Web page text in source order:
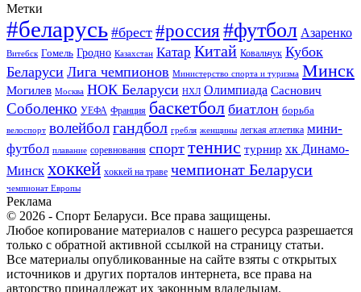
Метки
#беларусь #брест #россия#футбол Азаренко
Витебск Гомель Гродно Казахстан Катар Китай Ковальчук Кубок
Беларуси Лига чемпионов Министерство спорта и туризма Минск
Могилев Москва НОК Беларуси НХЛ Олимпиада Саснович
Соболенко УЕФА Франция баскетбол биатлон борьба
велоспорт волейболгандбол гребля женщины легкая атлетика мини-
футбол плавание соревнования спорт теннис турнир хк Динамо-
Минск хоккей хоккей на траве чемпионат Беларуси
чемпионат Европы
Реклама
© 2026 - Спорт Беларуси. Все права защищены.
Любое копирование материалов с нашего ресурса разрешается
только с обратной активной ссылкой на страницу статьи.
Все материалы опубликованные на сайте взяты с открытых
источников и других порталов интернета, все права на
авторство принадлежат их законным владельцам.